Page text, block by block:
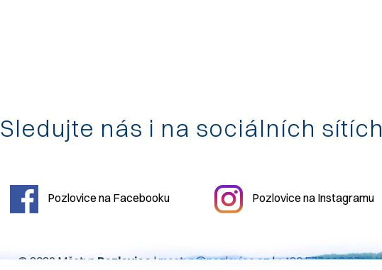
Sledujte nás i na sociálních sítích
Pozlovice na Facebooku Pozlovice na Instagramu
© 2026 Městys Pozlovice|mestys@pozlovice.cz|+420 577 113 071